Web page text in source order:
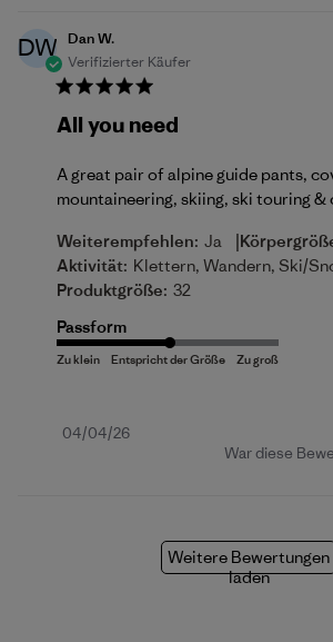
DW
Dan W.
Verifizierter Käufer
All you need
A great pair of alpine guide pants,
mountaineering, skiing, ski touring &
Weiterempfehlen: Ja |
Aktivität: Klettern, Wandern, Ski/
Produktgröße: 32
Passform
Veröffentlichungsdatum
04/04/26
War diese
Weitere Bewertungen
laden